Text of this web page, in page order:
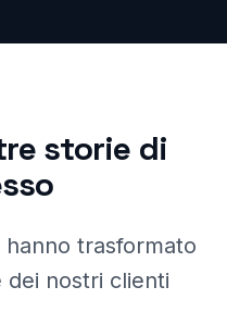
storie di
trasformato
dei nostri clienti